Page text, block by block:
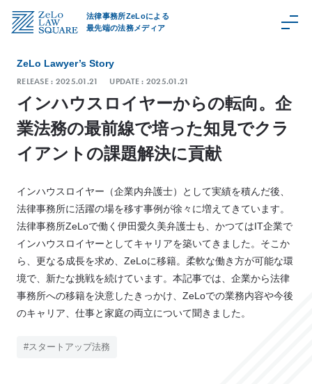
法律事務所ZeLoによる
最先端の法務メディア
C
a
t
g
o
r
y
域
Z
e
L
ZeLo Lawyer’s Story
RELEASE : 2025.01.21 UPDATE : 2025.01.21
インハウスロイヤーからの転向。企
業法務の最前線で培った知見でクラ
イアントの課題解決に貢献
インハウスロイヤー（企業内弁護士）として実績を積んだ後、
法律事務所に活躍の場を移す事例が徐々に増えてきています。
法律事務所ZeLoで働く伊田愛久美弁護士も、かつてはIT企業で
インハウスロイヤーとしてキャリアを築いてきました。そこか
ら、更なる成長を求め、ZeLoに移籍。柔軟な働き方が可能な環
境で、新たな挑戦を続けています。本記事では、企業から法律
事務所への移籍を決意したきっかけ、ZeLoでの業務内容や今後
のキャリア、仕事と家庭の両立について聞きました。
#スタートアップ法務